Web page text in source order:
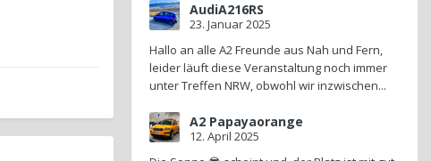
AudiA216RS
23. Januar 2025
Hallo an alle A2 Freunde aus Nah und Fern,
leider läuft diese Veranstaltung noch immer
unter Treffen NRW, obwohl wir inzwischen...
A2 Papayaorange
12. April 2025